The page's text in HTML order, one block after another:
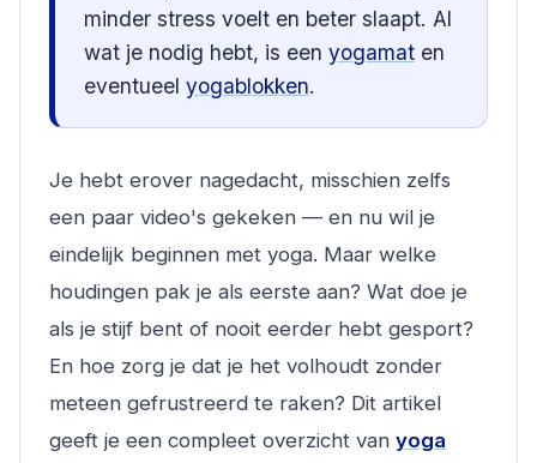
minder stress voelt en beter slaapt. Al
wat je nodig hebt, is een yogamat en
eventueel yogablokken.
Je hebt erover nagedacht, misschien zelfs
een paar video's gekeken — en nu wil je
eindelijk beginnen met yoga. Maar welke
houdingen pak je als eerste aan? Wat doe je
als je stijf bent of nooit eerder hebt gesport?
En hoe zorg je dat je het volhoudt zonder
meteen gefrustreerd te raken? Dit artikel
geeft je een compleet overzicht van yoga